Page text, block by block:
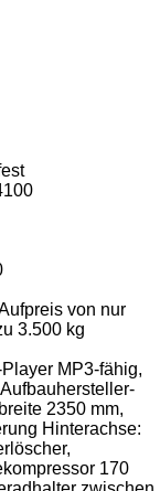
von nur
3.500 kg
MP3-fähig,
2350 mm,
Hinterachse:
170